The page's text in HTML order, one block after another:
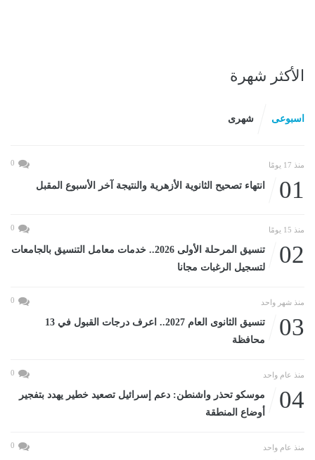
الأكثر شهرة
اسبوعى شهرى
منذ 17 يومًا 0
01 انتهاء تصحيح الثانوية الأزهرية والنتيجة آخر الأسبوع المقبل
منذ 15 يومًا 0
02
تنسيق المرحلة الأولى 2026.. خدمات معامل التنسيق بالجامعات
لتسجيل الرغبات مجانا
منذ شهر واحد 0
03
تنسيق الثانوى العام 2027.. اعرف درجات القبول في 13
محافظة
منذ عام واحد 0
04
موسكو تحذر واشنطن: دعم إسرائيل تصعيد خطير يهدد بتفجير
أوضاع المنطقة
منذ عام واحد 0